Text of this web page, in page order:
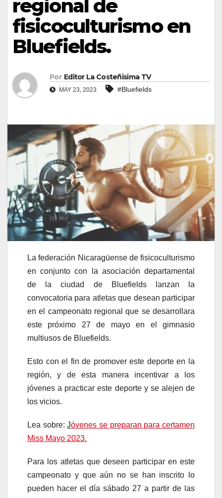
regional de
fisicoculturismo en
Bluefields.
Por Editor La Costeñisima TV
MAY 23, 2023 #Bluefields
La federación Nicaragüense de fisicoculturismo
en conjunto con la asociación departamental
de la ciudad de Bluefields lanzan la
convocatoria para atletas que desean participar
en el campeonato regional que se desarrollara
este próximo 27 de mayo en el gimnasio
multiusos de Bluefields.
Esto con el fin de promover este deporte en la
región, y de esta manera incentivar a los
jóvenes a practicar este deporte y se alejen de
los vicios.
Lea sobre:Jóvenes se preparan para certamen
Miss Mayo 2023.
Para los atletas que deseen participar en este
campeonato y que aún no se han inscrito lo
pueden hacer el día sábado 27 a partir de las